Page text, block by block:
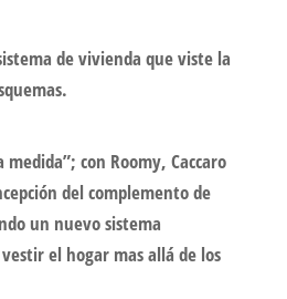
de vivienda que viste la
medida”; con Roomy, Caccaro
del complemento de
un nuevo sistema
el hogar mas allá de los